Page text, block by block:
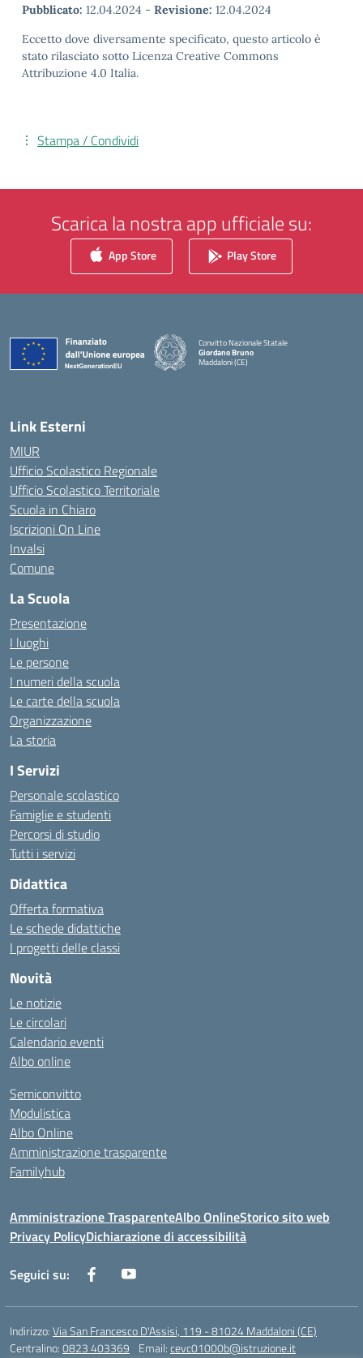
Pubblicato: 12.04.2024 - Revisione: 12.04.2024
Eccetto dove diversamente specificato, questo articolo è
stato rilasciato sotto Licenza Creative Commons
Attribuzione 4.0 Italia.
Stampa / Condividi
Scarica la nostra app ufficiale su:
App Store Play Store
Convitto Nazionale Statale
Giordano Bruno
Maddaloni (CE)
Link Esterni
MIUR
Ufficio Scolastico Regionale
Ufficio Scolastico Territoriale
Scuola in Chiaro
Iscrizioni On Line
Invalsi
Comune
La Scuola
Presentazione
I luoghi
Le persone
I numeri della scuola
Le carte della scuola
Organizzazione
La storia
I Servizi
Personale scolastico
Famiglie e studenti
Percorsi di studio
Tutti i servizi
Didattica
Offerta formativa
Le schede didattiche
I progetti delle classi
Novità
Le notizie
Le circolari
Calendario eventi
Albo online
Semiconvitto
Modulistica
Albo Online
Amministrazione trasparente
Familyhub
Amministrazione TrasparenteAlbo OnlineStorico sito web
Privacy PolicyDichiarazione di accessibilità
Seguici su:
Indirizzo:Via San Francesco D'Assisi, 119 - 81024 Maddaloni (CE)
Centralino:0823 403369 Email:cevc01000b@istruzione.it